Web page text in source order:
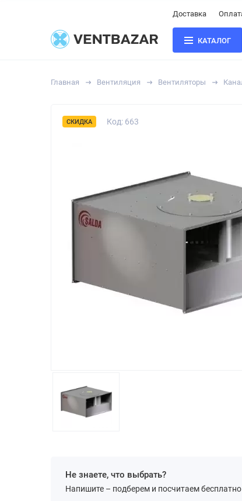
Доставка
КАТАЛОГ
Главная Вентиляция Вентиляторы
СКИДКА Код: 663
Не знаете, что выбрать?
Напишите – подберем и посчитаем бесплатно